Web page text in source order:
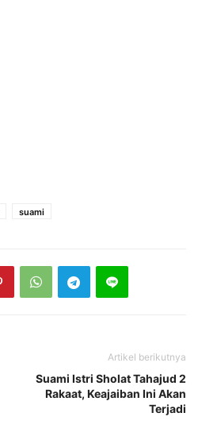
suami
Artikel berikutnya
Suami Istri Sholat Tahajud 2
Rakaat, Keajaiban Ini Akan
Terjadi